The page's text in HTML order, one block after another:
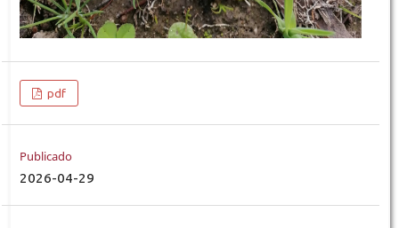
pdf
Publicado
2026-04-29